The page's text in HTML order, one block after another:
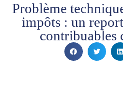
Problème
impôts : un
contribuables